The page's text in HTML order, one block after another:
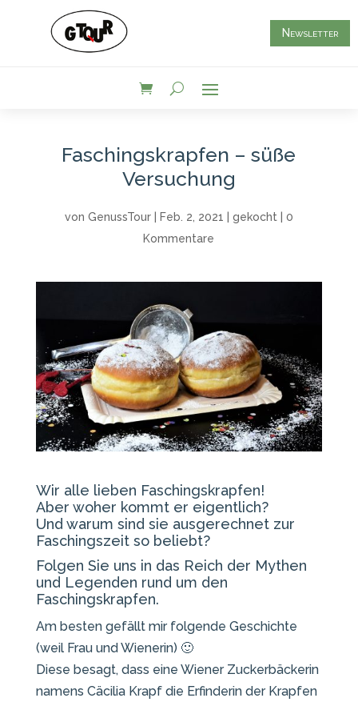
Newsletter
Faschingskrapfen – süße
Versuchung
von GenussTour| Feb. 2, 2021 gekocht
0
Kommentare
Wir alle lieben Faschingskrapfen!
Aber woher kommt er eigentlich?
Und warum sind sie ausgerechnet zur
Faschingszeit so beliebt?
Folgen Sie uns in das Reich der Mythen
und Legenden rund um den
Faschingskrapfen.
Am besten gefällt mir folgende Geschichte
(weil Frau und Wienerin) 🙂
Diese besagt, dass eine Wiener Zuckerbäckerin
namens Cäcilia Krapf die Erfinderin der Krapfen